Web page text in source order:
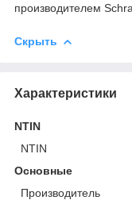
производителем
Скрыть
Характеристики
NTIN
NTIN
Основные
Производитель